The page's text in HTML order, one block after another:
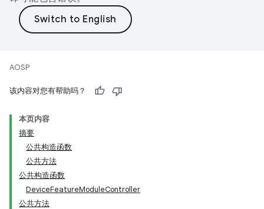
AOSP
该内容对您有帮助吗？
本页内容
摘要
公共构造函数
公共方法
公共构造函数
DeviceFeatureModuleController
公共方法